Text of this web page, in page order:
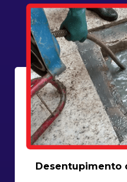
Desentupimento